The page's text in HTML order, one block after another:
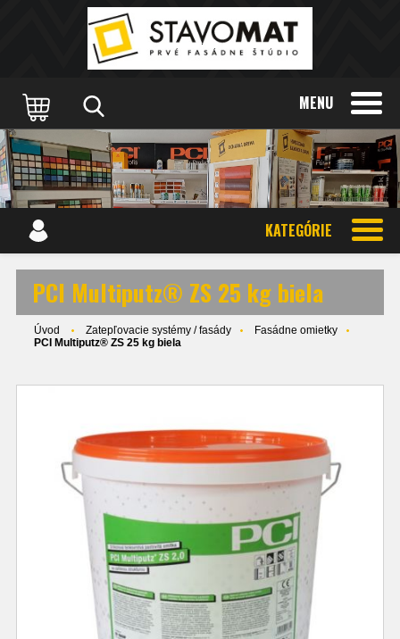
MENU
KATEGÓRIE
PCI Multiputz® ZS 25 kg biela
Úvod Zatepľovacie systémy / fasády
Fasádne omietky
PCI Multiputz® ZS 25 kg biela